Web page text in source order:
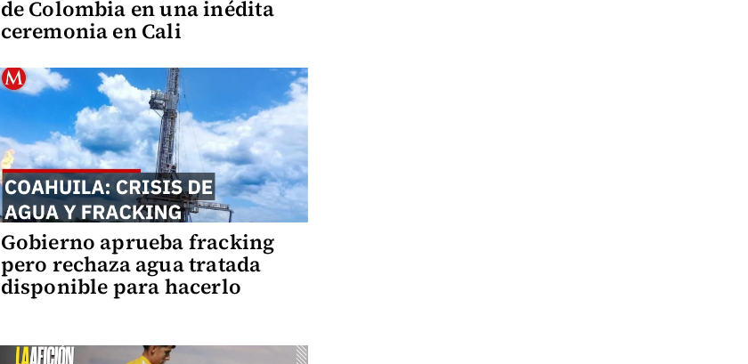
de Colombia en una inédita
ceremonia en Cali
Gobierno aprueba fracking
pero rechaza agua tratada
disponible para hacerlo